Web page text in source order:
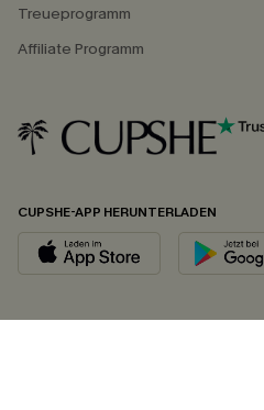
Treueprogramm
Affiliate Programm
CUPSHE-APP HERUNTERLADEN